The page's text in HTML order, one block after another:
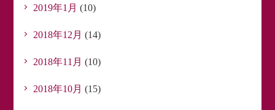
2019年1月 (10)
2018年12月 (14)
2018年11月 (10)
2018年10月 (15)